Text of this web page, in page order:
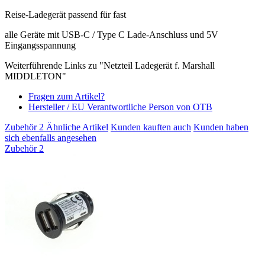
Reise-Ladegerät passend für fast
alle Geräte mit USB-C / Type C Lade-Anschluss und 5V
Eingangsspannung
Weiterführende Links zu "Netzteil Ladegerät f. Marshall
MIDDLETON"
Fragen zum Artikel?
Hersteller / EU Verantwortliche Person von OTB
Zubehör 2 Ähnliche Artikel Kunden kauften auch Kunden haben
sich ebenfalls angesehen
Zubehör 2